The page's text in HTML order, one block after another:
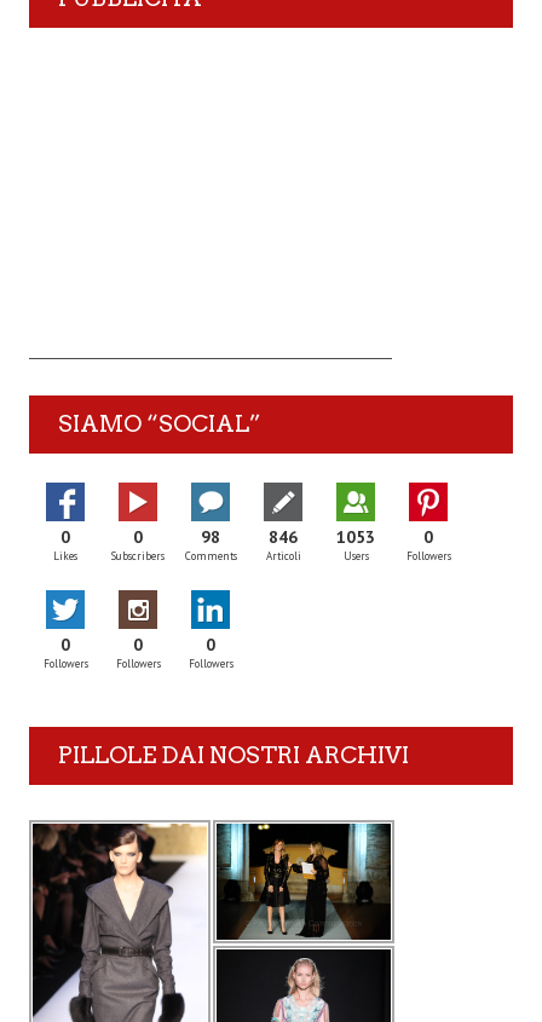
SIAMO “SOCIAL”
0
Likes
0
Subscribers
98
Comments
846
Articoli
1053
Users
0
Followers
0
Followers
0
Followers
0
Followers
PILLOLE DAI NOSTRI ARCHIVI